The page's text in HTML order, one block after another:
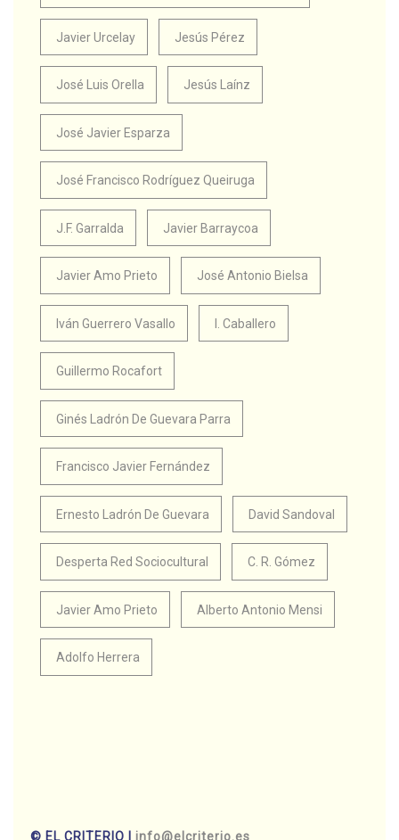
Javier Urcelay Jesús Pérez
José Luis Orella Jesús Laínz
José Javier Esparza
José Francisco Rodríguez Queiruga
J.F. Garralda Javier Barraycoa
Javier Amo Prieto José Antonio Bielsa
Iván Guerrero Vasallo I. Caballero
Guillermo Rocafort
Ginés Ladrón De Guevara Parra
Francisco Javier Fernández
Ernesto Ladrón De Guevara David Sandoval
Desperta Red Sociocultural C. R. Gómez
Javier Amo Prieto Alberto Antonio Mensi
Adolfo Herrera
© EL CRITERIO | info@elcriterio.es